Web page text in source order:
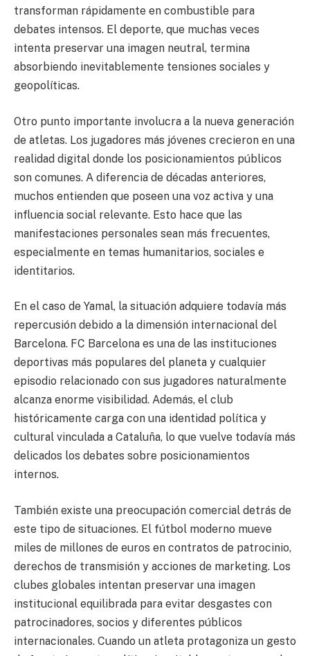
transforman rápidamente en combustible para
debates intensos. El deporte, que muchas veces
intenta preservar una imagen neutral, termina
absorbiendo inevitablemente tensiones sociales y
geopolíticas.
Otro punto importante involucra a la nueva generación
de atletas. Los jugadores más jóvenes crecieron en una
realidad digital donde los posicionamientos públicos
son comunes. A diferencia de décadas anteriores,
muchos entienden que poseen una voz activa y una
influencia social relevante. Esto hace que las
manifestaciones personales sean más frecuentes,
especialmente en temas humanitarios, sociales e
identitarios.
En el caso de Yamal, la situación adquiere todavía más
repercusión debido a la dimensión internacional del
Barcelona. FC Barcelona es una de las instituciones
deportivas más populares del planeta y cualquier
episodio relacionado con sus jugadores naturalmente
alcanza enorme visibilidad. Además, el club
históricamente carga con una identidad política y
cultural vinculada a Cataluña, lo que vuelve todavía más
delicados los debates sobre posicionamientos
internos.
También existe una preocupación comercial detrás de
este tipo de situaciones. El fútbol moderno mueve
miles de millones de euros en contratos de patrocinio,
derechos de transmisión y acciones de marketing. Los
clubes globales intentan preservar una imagen
institucional equilibrada para evitar desgastes con
patrocinadores, socios y diferentes públicos
internacionales. Cuando un atleta protagoniza un gesto